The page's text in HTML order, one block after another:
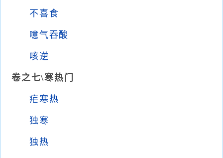
不喜食
噫气吞酸
咳逆
卷之七\寒热门
疟寒热
独寒
独热